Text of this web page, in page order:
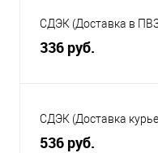
СДЭК (Доставка в
336 руб.
СДЭК (Доставка
536 руб.